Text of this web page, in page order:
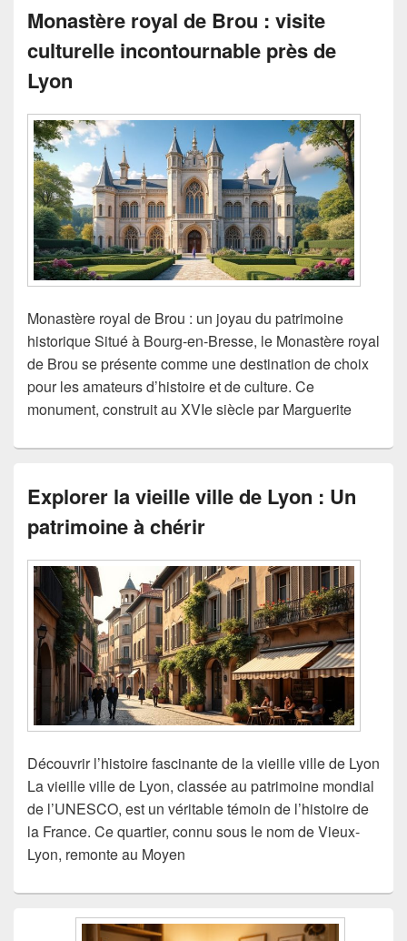
Monastère royal de Brou : visite
culturelle incontournable près de
Lyon
Monastère royal de Brou : un joyau du patrimoine
historique Situé à Bourg-en-Bresse, le Monastère royal
de Brou se présente comme une destination de choix
pour les amateurs d’histoire et de culture. Ce
monument, construit au XVIe siècle par Marguerite
Explorer la vieille ville de Lyon : Un
patrimoine à chérir
Découvrir l’histoire fascinante de la vieille ville de Lyon
La vieille ville de Lyon, classée au patrimoine mondial
de l’UNESCO, est un véritable témoin de l’histoire de
la France. Ce quartier, connu sous le nom de Vieux-
Lyon, remonte au Moyen